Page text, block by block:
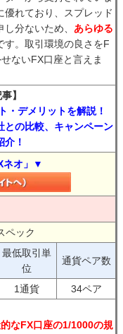
れており、スプレッド
分ないため、 あらゆる
す。取引環境の良さをF
ないFX口座と言えま
】
・デメリットを解説！
との比較、キャンペーン
！
ネオ」▼
ペック
最低取引単
位
通貨ペア数
1通貨
34ペア
的なFX口座の1/1000の規